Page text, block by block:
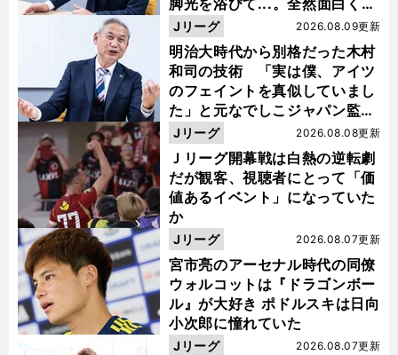
脚光を浴びて...。全然面白くな
い４年間でした」
明治大時代から別格だった木村
和司の技術 「実は僕、アイツ
のフェイントを真似していまし
た」と元なでしこジャパン監
督・佐々木則夫
2026.08.09更新
Jリーグ
Ｊリーグ開幕戦は白熱の逆転劇
だが観客、視聴者にとって「価
値あるイベント」になっていた
か
2026.08.08更新
Jリーグ
宮市亮のアーセナル時代の同僚
ウォルコットは『ドラゴンボー
ル』が大好き ポドルスキは日向
小次郎に憧れていた
2026.08.07更新
Jリーグ
2026.08.07更新
Jリーグ